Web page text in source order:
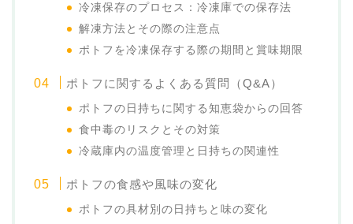
冷凍保存のプロセス：冷凍庫での保存法
解凍方法とその際の注意点
ポトフを冷凍保存する際の期間と賞味期限
ポトフに関するよくある質問（Q&A）
ポトフの日持ちに関する知恵袋からの回答
食中毒のリスクとその対策
冷蔵庫内の温度管理と日持ちの関連性
ポトフの食感や風味の変化
ポトフの具材別の日持ちと味の変化